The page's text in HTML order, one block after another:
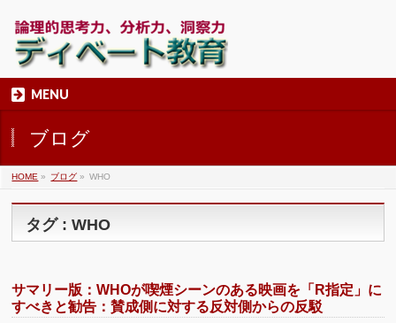
MENU
ブログ
HOME » ブログ » WHO
タグ : WHO
サマリー版：WHOが喫煙シーンのある映画を「R指定」に
すべきと勧告：賛成側に対する反対側からの反駁